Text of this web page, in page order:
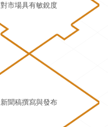
對市場具有敏銳度
新聞稿撰寫與發布